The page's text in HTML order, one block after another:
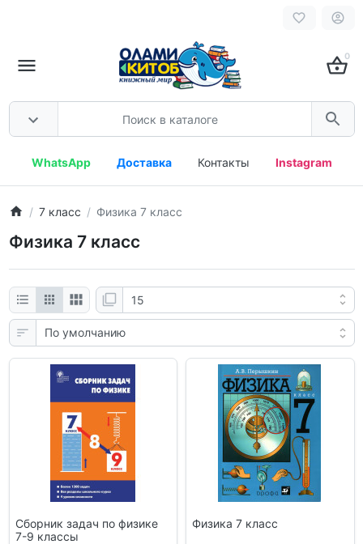
0
WhatsApp Доставка Контакты Instagram
7 класс Физика 7 класс
Физика 7 класс
Сборник задач по физике
7-9 классы
Физика 7 класс